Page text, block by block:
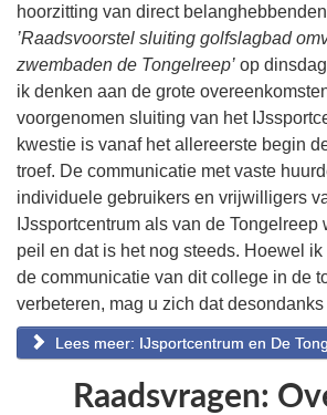
hoorzitting van direct
’Raadsvoorstel sluiting golfslagbad
zwembaden de Tongelreep’ op
ik denken aan de grote
voorgenomen sluiting van het
kwestie is vanaf het allereerste begin
troef. De communicatie met vaste
individuele gebruikers en vrijwilligers
IJssportcentrum als van de Tongelreep
peil en dat is het nog steeds. Hoewel
de communicatie van dit college in de
verbeteren, mag u zich dat
Lees meer: IJsportcentrum en De
Raadsvragen: